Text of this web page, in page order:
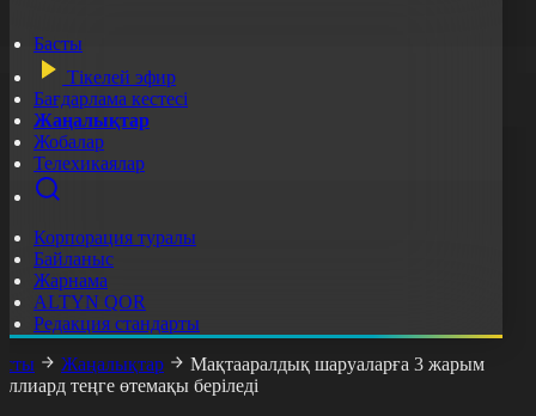
Басты
Тікелей эфир
Бағдарлама кестесі
Жаңалықтар
Жобалар
Телехикаялар
Корпорация туралы
Байланыс
Жарнама
ALTYN QOR
Редакция стандарты
Жаңалықтар
Мақтааралдық шаруаларға 3 жарым
теңге өтемақы беріледі